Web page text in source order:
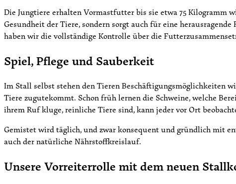
Die Jungtiere erhalten Vormastfutter bis sie etwa 75 Kilogramm
Gesundheit der Tiere, sondern sorgt auch für eine
haben wir die vollständige Kontrolle über die
Spiel, Pflege und Sauberkeit
Im Stall selbst stehen den Tieren Beschäftigungsmöglichkeiten
Tiere zugutekommt. Schon früh lernen die Schweine, welche
ihrem Ruf kluge, reinliche Tiere sind, kann jeder vor Ort
Gemistet wird täglich, und zwar konsequent und gründlich mit
auch der natürliche Nährstoffkreislauf.
Unsere Vorreiterrolle mit dem neuen